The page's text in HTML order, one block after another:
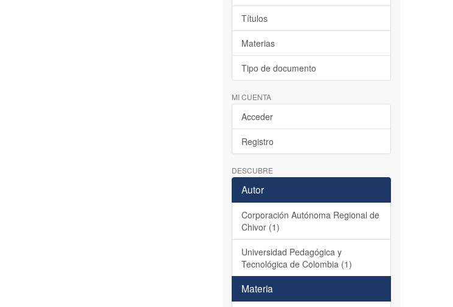
Títulos
Materias
Tipo de documento
MI CUENTA
Acceder
Registro
DESCUBRE
Autor
Corporación Autónoma Regional de
Chivor (1)
Universidad Pedagógica y
Tecnológica de Colombia (1)
Materia